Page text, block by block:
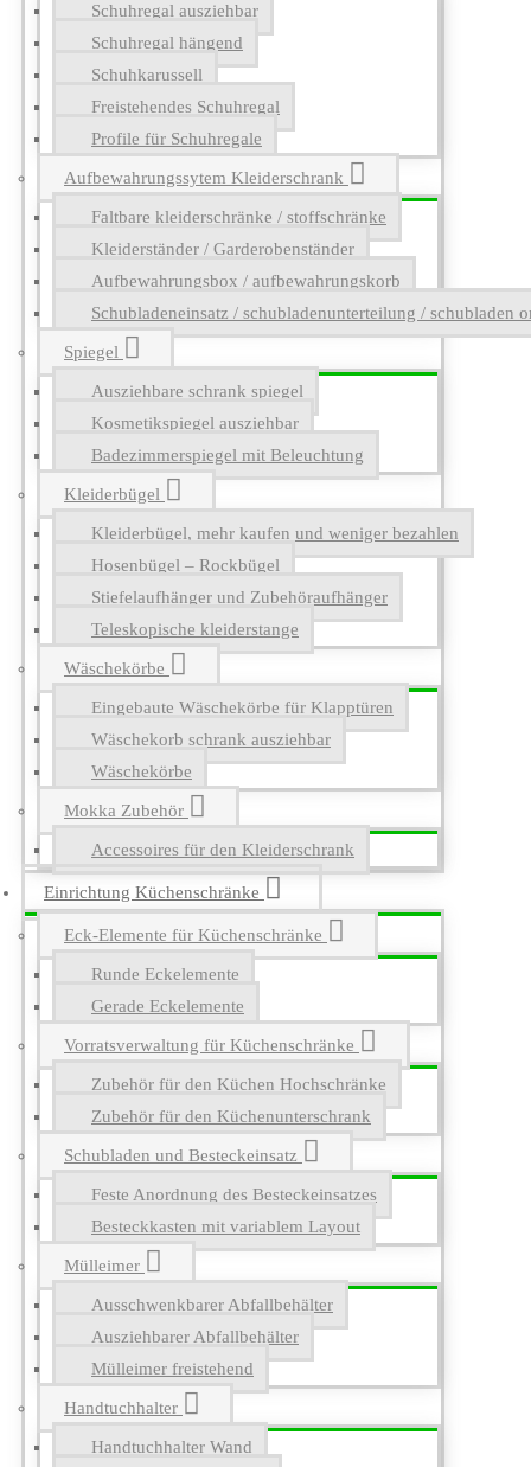
Schuhregal ausziehbar
Schuhregal hängend
Schuhkarussell
Freistehendes Schuhregal
Profile für Schuhregale
Aufbewahrungssytem Kleiderschrank
Faltbare kleiderschränke / stoffschränke
Kleiderständer / Garderobenständer
Aufbewahrungsbox / aufbewahrungskorb
Schubladeneinsatz / schubladenunterteilung / schubladen
Spiegel
Ausziehbare schrank spiegel
Kosmetikspiegel ausziehbar
Badezimmerspiegel mit Beleuchtung
Kleiderbügel
Kleiderbügel, mehr kaufen und weniger bezahlen
Hosenbügel – Rockbügel
Stiefelaufhänger und Zubehöraufhänger
Teleskopische kleiderstange
Wäschekörbe
Eingebaute Wäschekörbe für Klapptüren
Wäschekorb schrank ausziehbar
Wäschekörbe
Mokka Zubehör
Accessoires für den Kleiderschrank
Einrichtung Küchenschränke
Eck-Elemente für Küchenschränke
Runde Eckelemente
Gerade Eckelemente
Vorratsverwaltung für Küchenschränke
Zubehör für den Küchen Hochschränke
Zubehör für den Küchenunterschrank
Schubladen und Besteckeinsatz
Feste Anordnung des Besteckeinsatzes
Besteckkasten mit variablem Layout
Mülleimer
Ausschwenkbarer Abfallbehälter
Ausziehbarer Abfallbehälter
Mülleimer freistehend
Handtuchhalter
Handtuchhalter Wand